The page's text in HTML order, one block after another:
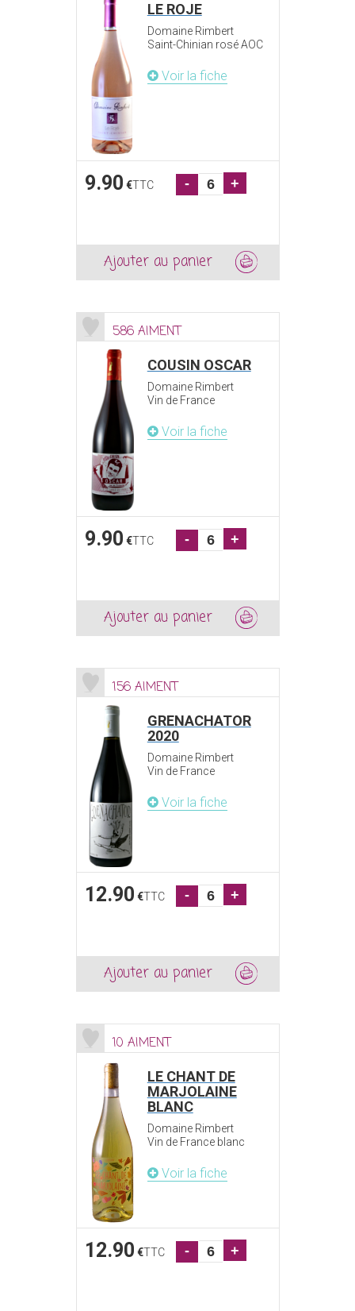
LE ROJE
Domaine Rimbert
Saint-Chinian rosé AOC
Voir la fiche
9.90 €TTC - +
Ajouter au panier
586 AIMENT
COUSIN OSCAR
Domaine Rimbert
Vin de France
Voir la fiche
9.90 €TTC - +
Ajouter au panier
156 AIMENT
GRENACHATOR
2020
Domaine Rimbert
Vin de France
Voir la fiche
12.90 €TTC - +
Ajouter au panier
10 AIMENT
LE CHANT DE
MARJOLAINE
BLANC
Domaine Rimbert
Vin de France blanc
Voir la fiche
12.90 €TTC - +